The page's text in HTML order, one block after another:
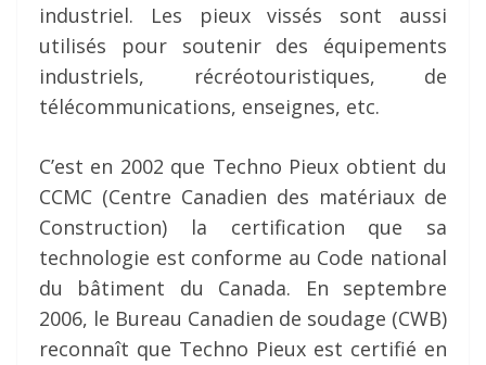
industriel. Les pieux vissés sont aussi
utilisés pour soutenir des équipements
industriels, récréotouristiques, de
télécommunications, enseignes, etc.
C’est en 2002 que Techno Pieux obtient du
CCMC (Centre Canadien des matériaux de
Construction) la certification que sa
technologie est conforme au Code national
du bâtiment du Canada. En septembre
2006, le Bureau Canadien de soudage (CWB)
reconnaît que Techno Pieux est certifié en